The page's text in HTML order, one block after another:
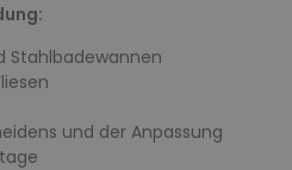
Stahlbadewannen
und der Anpassung